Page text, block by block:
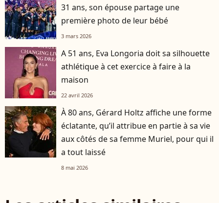
31 ans, son épouse partage une
première photo de leur bébé
3 mars 2026
A 51 ans, Eva Longoria doit sa silhouette
athlétique à cet exercice à faire à la
maison
22 avril 2026
À 80 ans, Gérard Holtz affiche une forme
éclatante, qu’il attribue en partie à sa vie
aux côtés de sa femme Muriel, pour qui il
a tout laissé
8 mai 2026